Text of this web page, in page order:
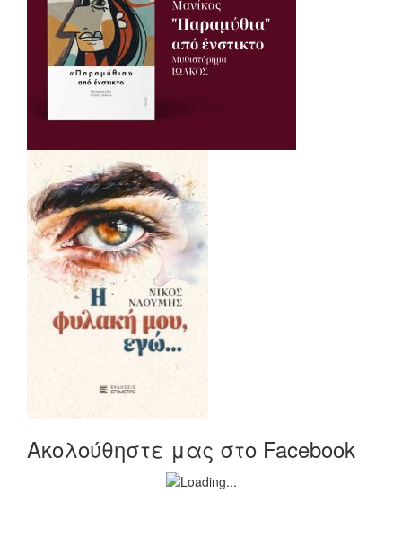
Ακολούθηστε μας στο Facebook